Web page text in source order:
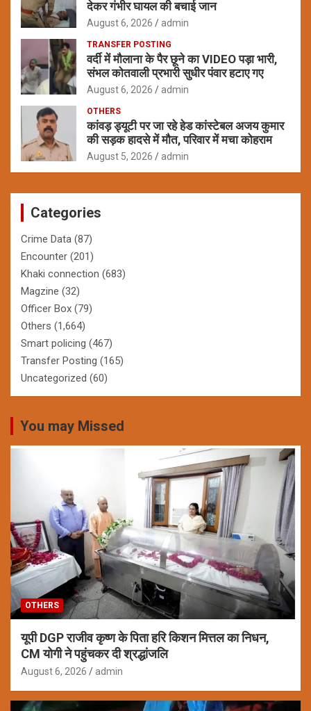
देकर गंभीर घायल की बचाई जान
August 6, 2026 admin
TRANSFER POSTING
वर्दी में मौलाना के पैर छूने का VIDEO पड़ा भारी,
संभल कोतवाली प्रभारी सुधीर पंवार हटाए गए
August 6, 2026 admin
OTHERS
कांवड़ ड्यूटी पर जा रहे हेड कांस्टेबल अजय कुमार
की सड़क हादसे में मौत, परिवार में मचा कोहराम
August 5, 2026 admin
Categories
Crime Data (87)
Encounter (201)
Khaki connection (683)
Magzine (32)
Officer Box (79)
Others (1,664)
Smart policing (467)
Transfer Posting (165)
Uncategorized (60)
You may Missed
OTHERS
यूपी DGP राजीव कृष्ण के पिता हरि किशन मित्तल का निधन,
CM योगी ने पहुंचकर दी श्रद्धांजलि
August 6, 2026 admin